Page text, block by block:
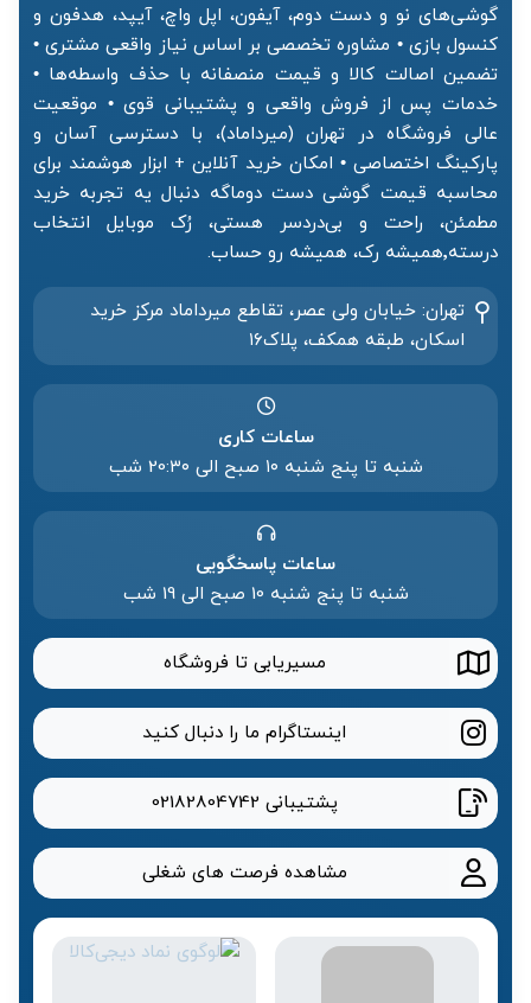
گوشی‌های نو و دست دوم، آیفون، اپل واچ، آیپد، هدفون و
کنسول بازی • مشاوره تخصصی بر اساس نیاز واقعی مشتری •
تضمین اصالت کالا و قیمت منصفانه با حذف واسطه‌ها •
خدمات پس از فروش واقعی و پشتیبانی قوی • موقعیت
عالی فروشگاه در تهران (میرداماد)، با دسترسی آسان و
پارکینگ اختصاصی • امکان خرید آنلاین + ابزار هوشمند برای
محاسبه قیمت گوشی دست دوماگه دنبال یه تجربه خرید
مطمئن، راحت و بی‌دردسر هستی، رُک موبایل انتخاب
درسته٬همیشه رک، همیشه رو حساب.
تهران: خیابان ولی عصر، تقاطع میرداماد مرکز خرید‌
اسکان، طبقه همکف، پلاک۱۶
ساعات کاری
شنبه تا پنج شنبه ۱۰ صبح الی 20:۳۰ شب
ساعات پاسخگویی
شنبه تا پنج شنبه 10 صبح الی 19 شب
مسیریابی تا فروشگاه
اینستاگرام ما را دنبال کنید
پشتیبانی 02182804742
مشاهده فرصت های شغلی